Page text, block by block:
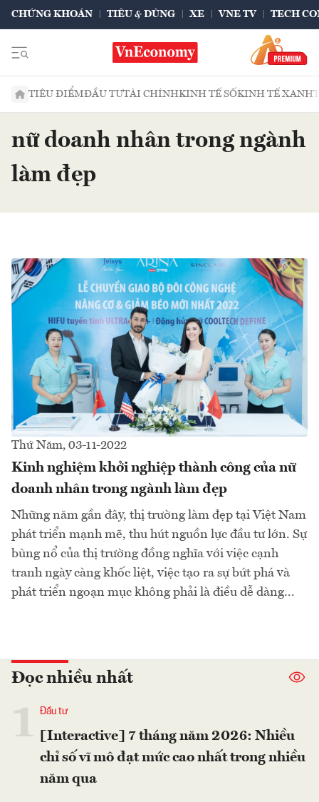
CHỨNG KHOÁN TIÊU & DÙNG XE VNE TV TECH
TIÊU ĐIỂMĐẦU TƯTÀI CHÍNHKINH TẾ SỐKINH TẾ XANH
nữ doanh nhân trong ngành
làm đẹp
Thứ Năm, 03-11-2022
Kinh nghiệm khởi nghiệp thành công của nữ
doanh nhân trong ngành làm đẹp
Những năm gần đây, thị trường làm đẹp tại Việt Nam
phát triển mạnh mẽ, thu hút nguồn lực đầu tư lớn. Sự
bùng nổ của thị trường đồng nghĩa với việc cạnh
tranh ngày càng khốc liệt, việc tạo ra sự bứt phá và
phát triển ngoạn mục không phải là điều dễ dàng...
Đọc nhiều nhất
Đầu tư
[Interactive] 7 tháng năm 2026: Nhiều
chỉ số vĩ mô đạt mức cao nhất trong nhiều
năm qua